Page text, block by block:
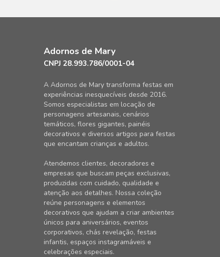
Adornos de Mary
CNPJ 28.993.786/0001-04
A Adornos de Mary transforma festas em
experiências inesquecíveis desde 2016.
Somos especialistas em locação de
personagens artesanais, cenários
temáticos, flores gigantes, painéis
decorativos e diversos artigos para festas
que encantam crianças e adultos.
Atendemos clientes, decoradores e
empresas que buscam peças exclusivas,
produzidas com cuidado, qualidade e
atenção aos detalhes. Nossa coleção
reúne personagens e elementos
decorativos que ajudam a criar ambientes
únicos para aniversários, eventos
corporativos, chás revelação, festas
infantis, espaços instagramáveis e
celebrações especiais.